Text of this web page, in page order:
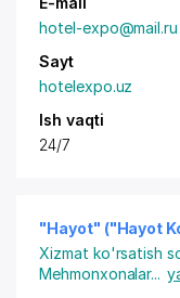
hotel-expo@mail.ru
Sayt
hotelexpo.uz
Ish vaqti
24/7
"Hayot" ("Hayot
Xizmat ko'rsatish
Mehmonxonalar...